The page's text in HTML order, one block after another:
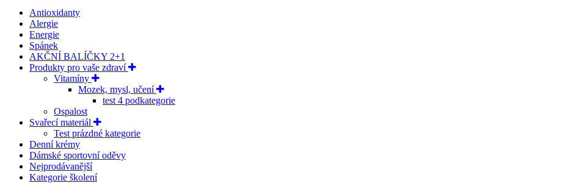
Antioxidanty
Alergie
Energie
Spánek
AKČNÍ BALÍČKY 2+1
Produkty pro vaše zdraví
Vitamíny
Mozek, mysl, učení
test 4 podkategorie
Ospalost
Svařecí materiál
Test prázdné kategorie
Denní krémy
Dámské sportovní oděvy
Nejprodávanější
Kategorie školení